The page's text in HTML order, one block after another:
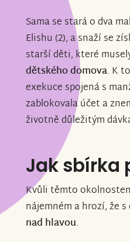
Sama se stará o dva
Elishu (2), a snaží se
starší děti, které
dětského domova. K
exekuce spojená s
zablokovala účet a
životně důležitým
Jak sbírka
Kvůli těmto
nájemném a hrozí, že
nad hlavou.